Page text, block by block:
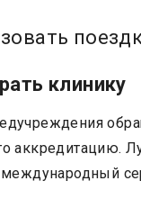
клинику
аккредитацию.
международный